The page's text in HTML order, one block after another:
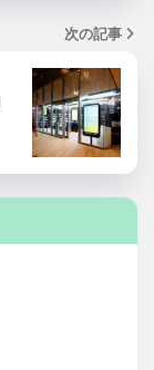
次の記事